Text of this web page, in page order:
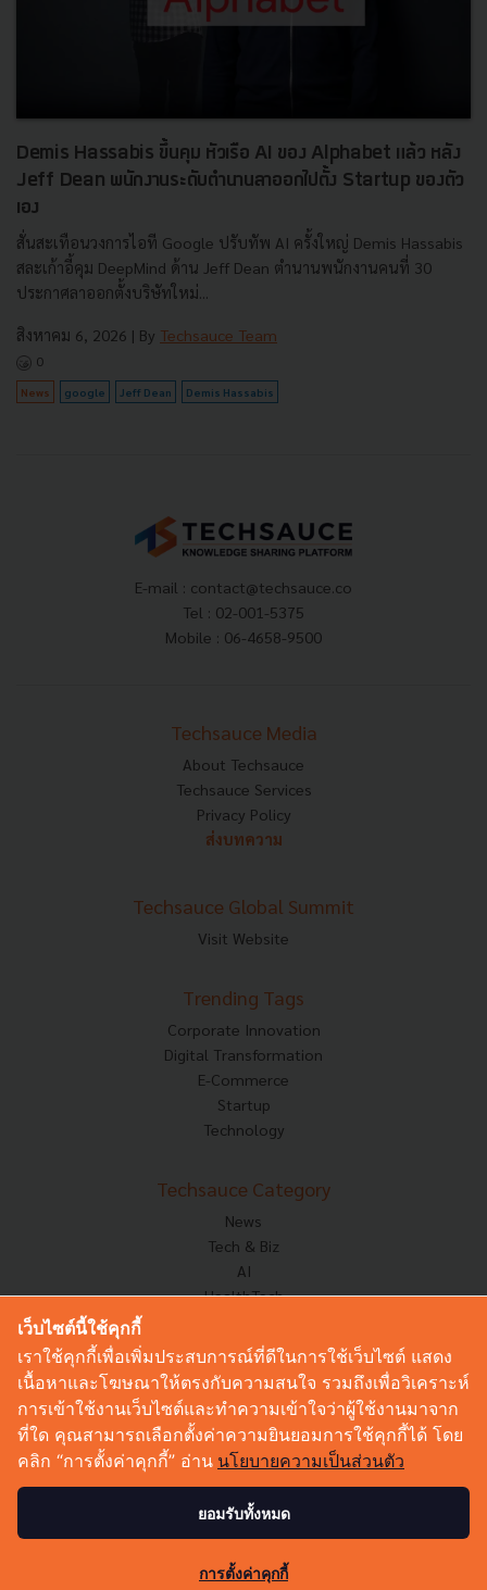
Demis Hassabis ขึ้นคุม หัวเรือ AI ของ Alphabet แล้ว หลัง
Jeff Dean พนักงานระดับตำนานลาออกไปตั้ง Startup ของตัว
เอง
สั่นสะเทือนวงการไอที Google ปรับทัพ AI ครั้งใหญ่ Demis Hassabis
สละเก้าอี้คุม DeepMind ด้าน Jeff Dean ตำนานพนักงานคนที่ 30
ประกาศลาออกตั้งบริษัทใหม่...
สิงหาคม 6, 2026 | By Techsauce Team
0
News google Jeff Dean Demis Hassabis
E-mail : contact@techsauce.co
Tel : 02-001-5375
Mobile : 06-4658-9500
Techsauce Media
About Techsauce
Techsauce Services
Privacy Policy
ส่งบทความ
Techsauce Global Summit
Visit Website
Trending Tags
Corporate Innovation
Digital Transformation
E-Commerce
Startup
Technology
Techsauce Category
News
Tech & Biz
AI
HealthTech
Corp Innov
Saucy Thoughts
Based On
Sustainable
Videos
Podcast
© Copyright 2026 :Techsauce All rights reserved.
เว็บไซต์นี้ใช้คุกกี้
เราใช้คุกกี้เพื่อเพิ่มประสบการณ์ที่ดีในการใช้เว็บไซต์ แสดง
เนื้อหาและโฆษณาให้ตรงกับความสนใจ รวมถึงเพื่อวิเคราะห์
การเข้าใช้งานเว็บไซต์และทำความเข้าใจว่าผู้ใช้งานมาจาก
ที่ใด คุณสามารถเลือกตั้งค่าความยินยอมการใช้คุกกี้ได้ โดย
คลิก “การตั้งค่าคุกกี้” อ่าน นโยบายความเป็นส่วนตัว
ยอมรับทั้งหมด
การตั้งค่าคุกกี้